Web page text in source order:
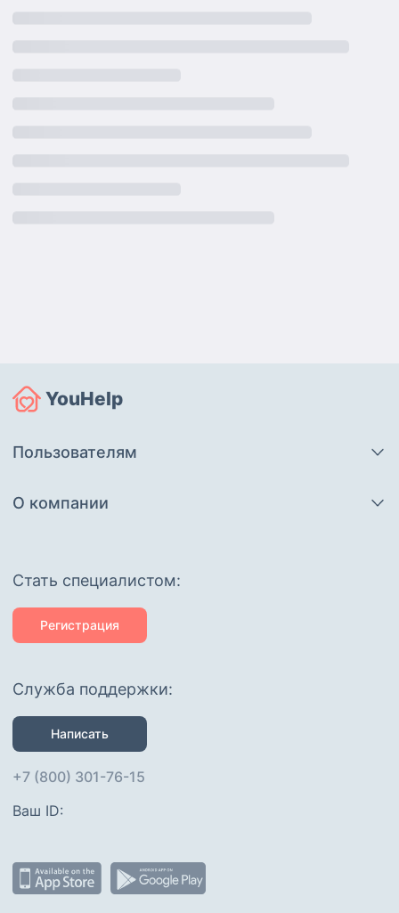
YouHelp
Пользователям
О компании
Cтать специалистом:
Регистрация
Служба поддержки:
Написать
+7 (800) 301-76-15
Ваш ID: